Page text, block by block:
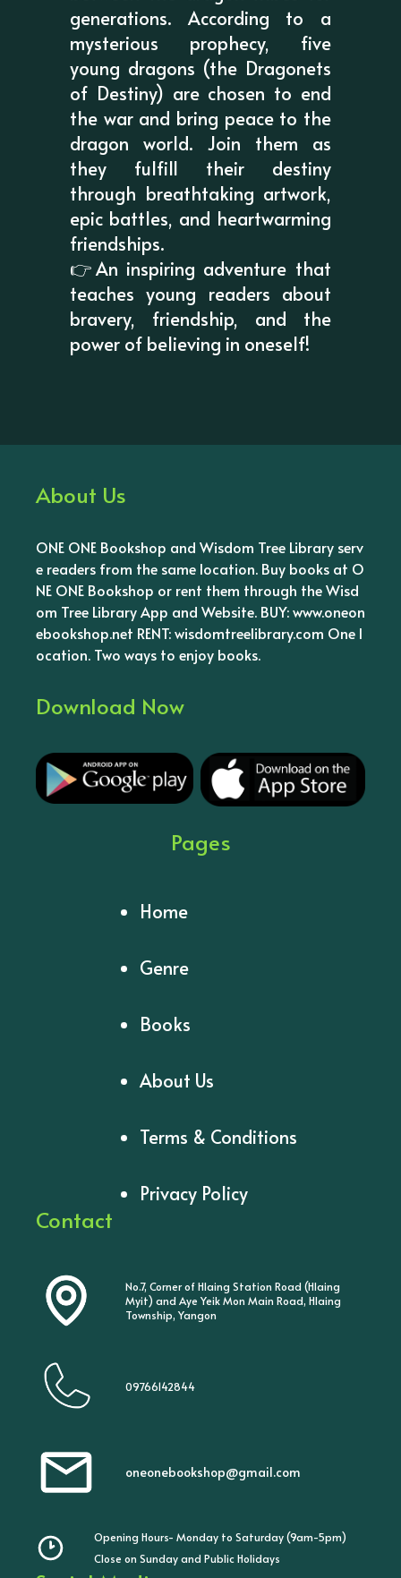
generations. According to a
mysterious prophecy, five
young dragons (the Dragonets
of Destiny) are chosen to end
the war and bring peace to the
dragon world. Join them as
they fulfill their destiny
through breathtaking artwork,
epic battles, and heartwarming
friendships.
👉An inspiring adventure that
teaches young readers about
bravery, friendship, and the
power of believing in oneself!
About Us
ONE ONE Bookshop and Wisdom Tree Library serv
e readers from the same location. Buy books at O
NE ONE Bookshop or rent them through the Wisd
om Tree Library App and Website. BUY: www.oneon
ebookshop.net RENT: wisdomtreelibrary.com One l
ocation. Two ways to enjoy books.
Download Now
Pages
Home
Genre
Books
About Us
Terms & Conditions
Privacy Policy
Contact
No.7, Corner of Hlaing Station Road (Hlaing
Myit) and Aye Yeik Mon Main Road, Hlaing
Township, Yangon
09766142844
oneonebookshop@gmail.com
Opening Hours- Monday to Saturday (9am-5pm)
Close on Sunday and Public Holidays